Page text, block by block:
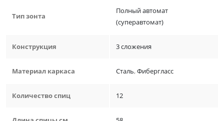
Тип зонта
Полный автомат
(суперавтомат)
Конструкция 3 сложения
Материал каркаса Сталь,Фибергласс
Количество спиц 12